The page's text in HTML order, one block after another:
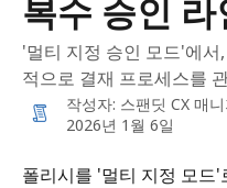
복수 승인 라
'멀티 지정 승인 모드'에
적으로 결재 프로세스를
작성자: 스팬딧 CX 매니
2026년 1월 6일
폴리시를 '멀티 지정 모드